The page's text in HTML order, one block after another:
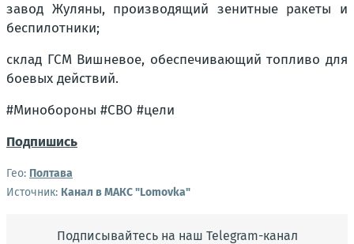
завод Жуляны, производящий зенитные ракеты и
беспилотники;
склад ГСМ Вишневое, обеспечивающий топливо для
боевых действий.
#Минобороны #СВО #цели
Подпишись
Гео: Полтава
Источник: Канал в МАКС "Lomovka"
Подписывайтесь на наш Telegram-канал